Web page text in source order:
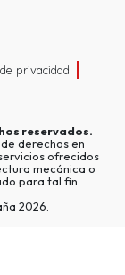
privacidad
reservados.
de derechos en
ofrecidos
mecánica o
para tal fin.
2026.